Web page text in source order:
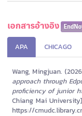
เอกสารอ้างอิง
APA CHICAGO
Wang, Mingjuan.
approach through
proficiency of junior
Chiang Mai
https://